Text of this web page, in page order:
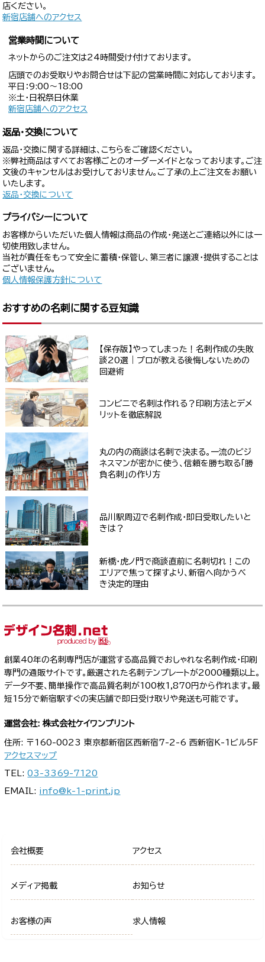
店ください。
新宿店舗へのアクセス
営業時間について
ネットからのご注文は24時間受け付けております。
店頭でのお受取りやお問合せは下記の営業時間に対応しております。
平日：9:00〜18:00
※土・日祝祭日休業
新宿店舗へのアクセス
返品・交換について
返品・交換に関する詳細は、こちらをご確認ください。
※弊社商品はすべてお客様ごとのオーダーメイドとなっております。ご注
文後のキャンセルはお受けしておりません。ご了承の上ご注文をお願い
いたします。
返品・交換について
プライバシーについて
お客様からいただいた個人情報は商品の作成・発送とご連絡以外には一
切使用致しません。
当社が責任をもって安全に蓄積・保管し、第三者に譲渡・提供することは
ございません。
個人情報保護方針について
おすすめの名刺に関する豆知識
【保存版】やってしまった！名刺作成の失敗
談20選｜プロが教える後悔しないための
回避術
コンビニで名刺は作れる？印刷方法とデメ
リットを徹底解説
丸の内の商談は名刺で決まる。一流のビジ
ネスマンが密かに使う、信頼を勝ち取る「勝
負名刺」の作り方
品川駅周辺で名刺作成・即日受取したいと
きは？
新橋・虎ノ門で商談直前に名刺切れ！この
エリアで焦って探すより、新宿へ向かうべ
き決定的理由
創業40年の名刺専門店が運営する高品質でおしゃれな名刺作成・印刷
専門の通販サイトです。厳選された名刺テンプレートが2000種類以上。
データ不要、簡単操作で高品質名刺が100枚1,870円から作れます。最
短15分で新宿駅すぐの実店舗で即日受け取りや発送も可能です。
運営会社: 株式会社ケイワンプリント
住所: 〒160-0023 東京都新宿区西新宿7-2-6 西新宿K-1ビル5F
アクセスマップ
TEL:03-3369-7120
EMAIL: info@k-1-print.jp
会社概要 アクセス
メディア掲載 お知らせ
お客様の声 求人情報